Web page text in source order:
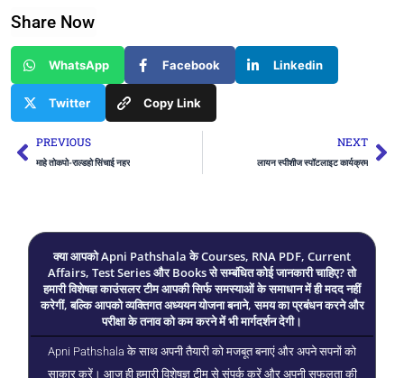
Share Now
WhatsApp Facebook Linkedin
Twitter Copy Link
Prev
PREVIOUS
माहे तोकपो-राल्डहो सिंचाई नहर
NEXT
लायन स्पीशीज स्पॉटलाइट कार्यक्रम
क्या आपको Apni Pathshala के Courses, RNA PDF, Current
Affairs, Test Series और Books से सम्बंधित कोई जानकारी चाहिए? तो
हमारी विशेषज्ञ काउंसलर टीम आपकी सिर्फ समस्याओं के समाधान में ही मदद नहीं
करेगीं, बल्कि आपको व्यक्तिगत अध्ययन योजना बनाने, समय का प्रबंधन करने और
परीक्षा के तनाव को कम करने में भी मार्गदर्शन देगी।
Apni Pathshala के साथ अपनी तैयारी को मजबूत बनाएं और अपने सपनों को
साकार करें। आज ही हमारी विशेषज्ञ टीम से संपर्क करें और अपनी सफलता की